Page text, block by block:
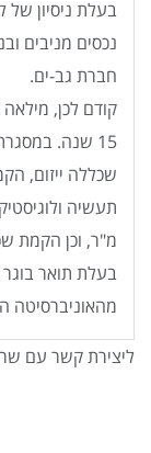
חברת גב-ים.
קודם לכן,
15 שנה.
שכללה ייזום,
תעשיה
מ"ר, וכן הקמת
בעלת תואר
מהאוניברסיטה
ליצירת קשר עם